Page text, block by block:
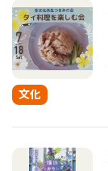
文化